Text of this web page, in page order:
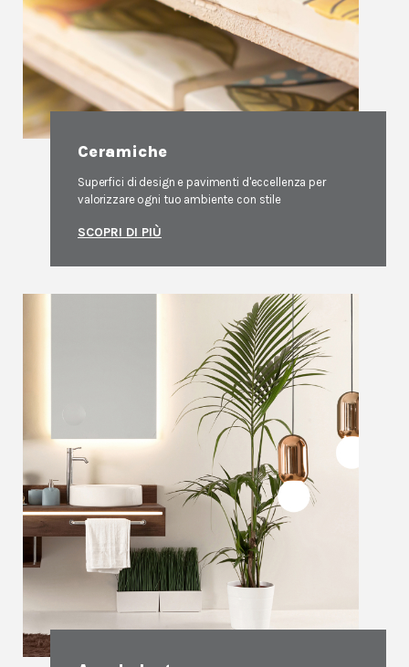
Ceramiche
Superfici di design e pavimenti d'eccellenza per
valorizzare ogni tuo ambiente con stile
SCOPRI DI PIÙ